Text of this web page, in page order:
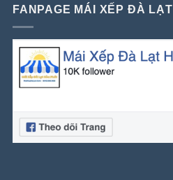
FANPAGE MÁI XẾP ĐÀ LẠT